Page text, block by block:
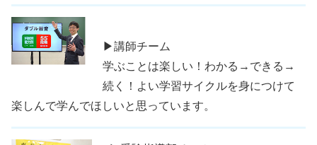
▶講師チーム
学ぶことは楽しい！わかる→できる→
続く！よい学習サイクルを身につけて
楽しんで学んでほしいと思っています。